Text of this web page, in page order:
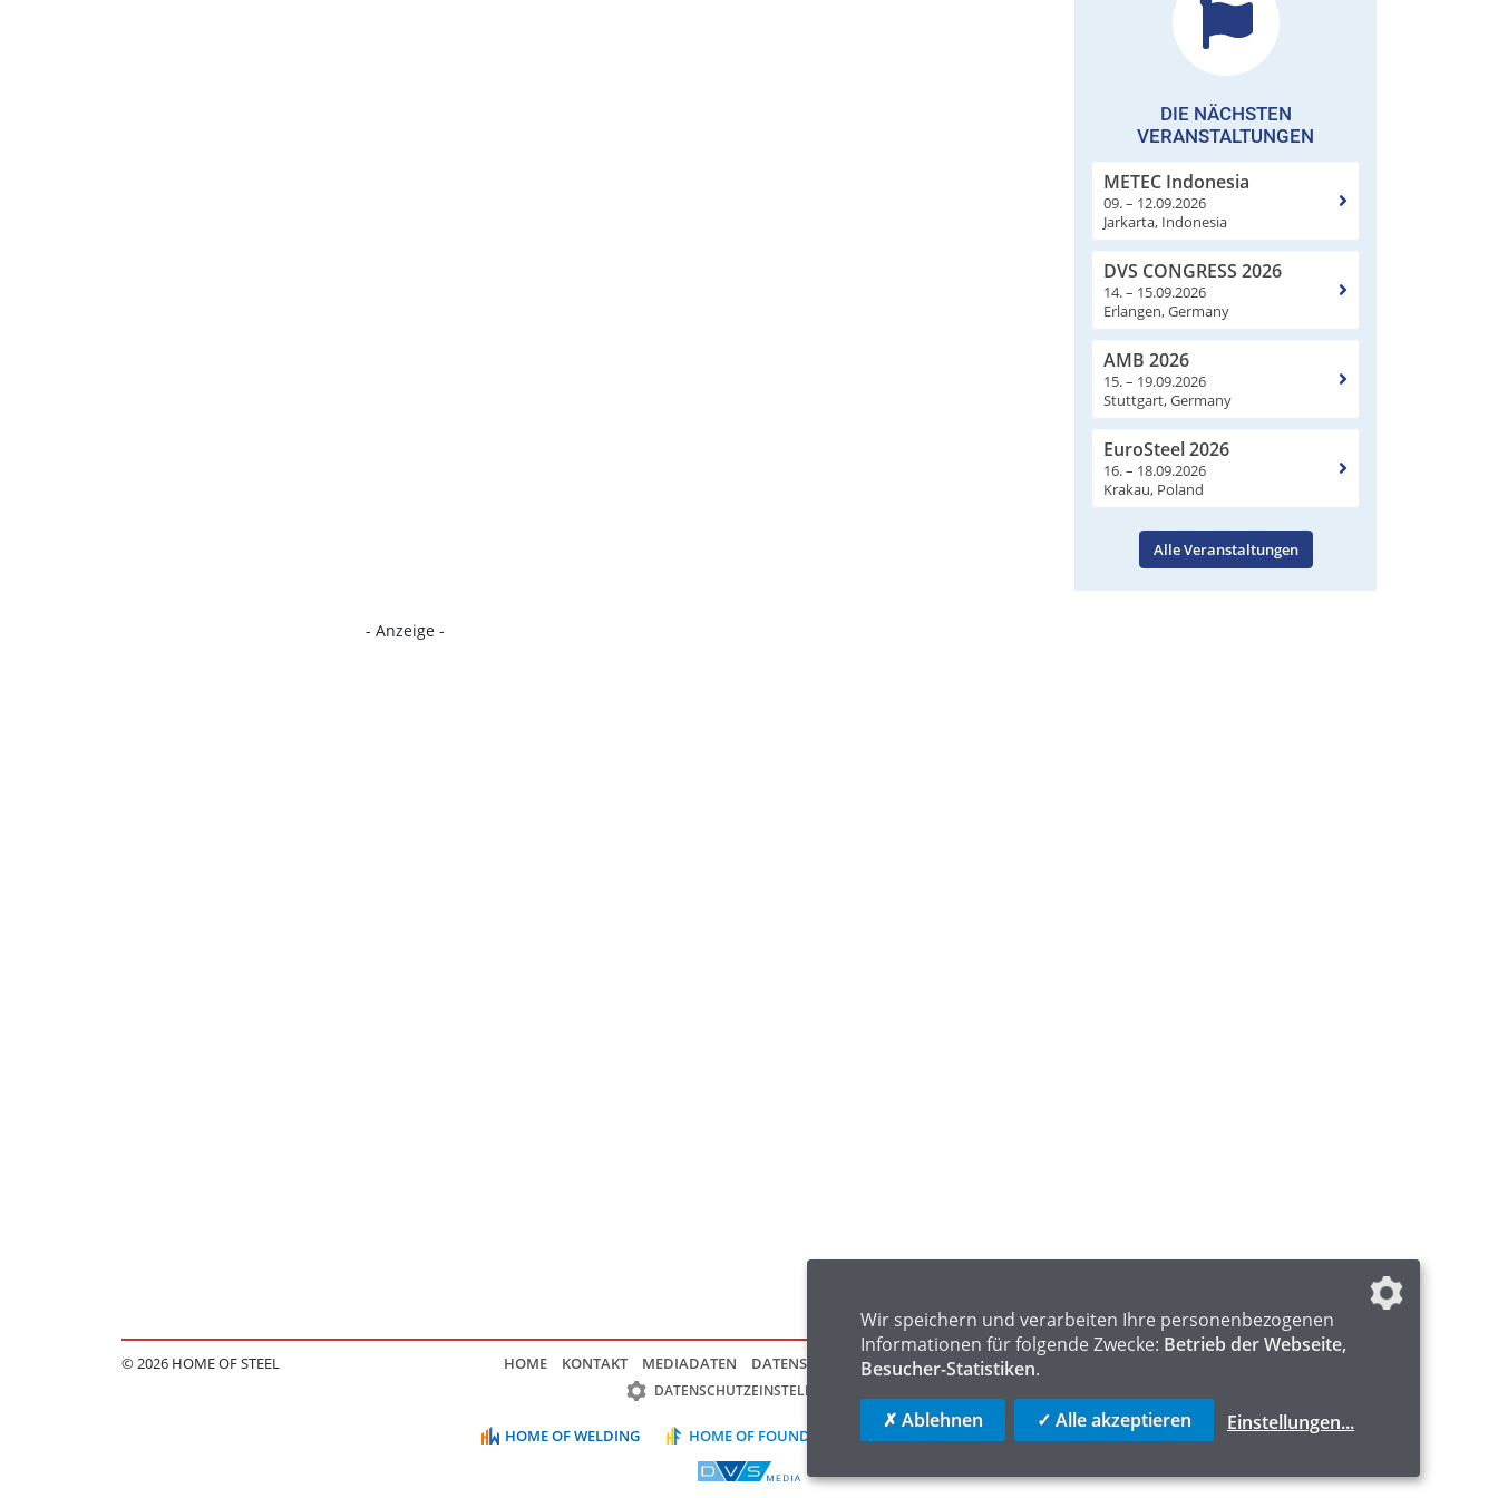
DIE NÄCHSTEN
VERANSTALTUNGEN
METEC Indonesia
09. – 12.09.2026
Jarkarta, Indonesia
DVS CONGRESS 2026
14. – 15.09.2026
Erlangen, Germany
AMB 2026
15. – 19.09.2026
Stuttgart, Germany
EuroSteel 2026
16. – 18.09.2026
Krakau, Poland
Alle Veranstaltungen
- Anzeige -
© 2026 HOME OF STEEL HOME KONTAKT MEDIADATEN DATENSCHUTZ IMPRESSUM FAQ
DATENSCHUTZEINSTELLUNGEN
HOME OF WELDING HOME OF FOUNDRY HOME OF LOGISTICS
Wir speichern und verarbeiten Ihre personenbezogenen
Informationen für folgende Zwecke: Betrieb der Webseite,
Besucher-Statistiken.
✗ Ablehnen ✓ Alle akzeptieren Einstellungen...